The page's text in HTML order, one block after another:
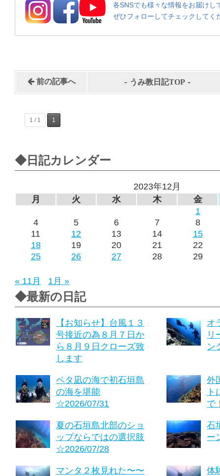
各SNSでも様々な情報をお届けし
ぜひフォローしてチェックしてく
前の記事へ - うみ教日記TOP -
1 / 1 1
◆日記カレンダー
2023年12月
月
火 水 木
金
1
4
5 6 7
8
11
12 13 14
15
18
19 20 21
22
25
26 27 28 29
« 11月 1月 »
◆最新の日記
【お知らせ】台風１３
号接近の為８月７日か
ら８月９日クローズ致
します
オ
リ
ン
ベタ凪の海で初石垣島
の海を堪能
☆2026/07/31
外
で
夏の石垣島北部のショ
ップならではの選択肢
☆2026/07/28
石
ー
マンタ２枚見れた〜〜
体